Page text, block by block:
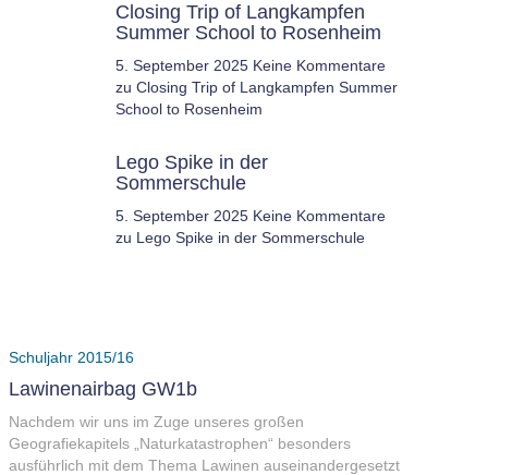
Closing Trip of Langkampfen
Summer School to Rosenheim
5. September 2025 Keine Kommentare
zu Closing Trip of Langkampfen Summer
School to Rosenheim
Lego Spike in der
Sommerschule
5. September 2025 Keine Kommentare
zu Lego Spike in der Sommerschule
Schuljahr 2015/16
Lawinenairbag GW1b
Nachdem wir uns im Zuge unseres großen
Geografiekapitels „Naturkatastrophen“ besonders
ausführlich mit dem Thema Lawinen auseinandergesetzt